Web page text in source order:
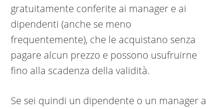
gratuitamente conferite ai manager e ai
dipendenti (anche se meno
frequentemente), che le acquistano senza
pagare alcun prezzo e possono usufruirne
fino alla scadenza della validità.
Se sei quindi un dipendente o un manager a